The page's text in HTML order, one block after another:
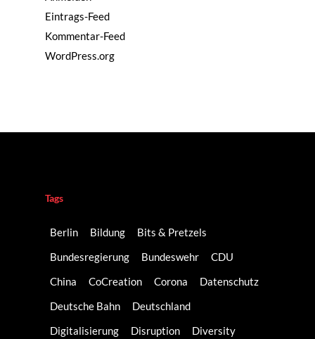
Eintrags-Feed
Kommentar-Feed
WordPress.org
Tags
Berlin Bildung
Bits & Pretzels
Bundesregierung
Bundeswehr
CDU
China
CoCreation Corona
Datenschutz
Deutsche Bahn
Deutschland
Digitalisierung
Disruption
Diversity